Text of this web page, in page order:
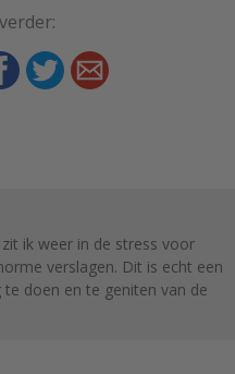
ik weer in de stress voor
verslagen. Dit is echt een
doen en te geniten van de